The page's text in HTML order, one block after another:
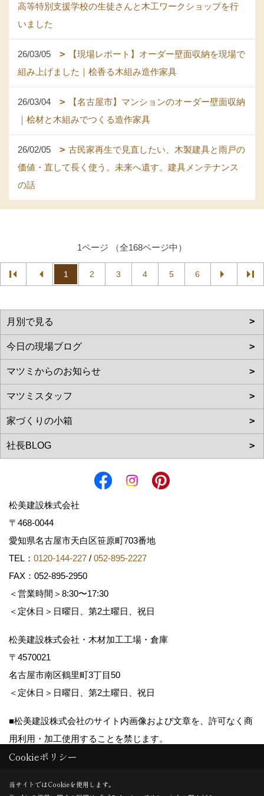
高等特別支援学校の生徒さんと木工ワークショップを行
いました
26/03/05
【現場レポート】オーダー壁面収納を現場で
組み上げました｜桧香る木組み造作家具
26/03/04
【名古屋市】マンションのオーダー壁面収納
｜桧材と木組みでつくる造作家具
26/02/05
古民家再生で見直したい、木製建具と雨戸の
価値・直して長く使う。未来へ遺す。建具メンテナンス
の話
1ページ （全168ページ中）
1 2 3 4 5 6
松美建設株式会社
〒468-0044
愛知県名古屋市天白区笹原町703番地
TEL： 0120-144-227 / 052-895-2227
FAX：052-895-2950
＜営業時間＞8:30〜17:30
＜定休日＞日曜日、第2土曜日、祝日
松美建設株式会社・木材加工工場・倉庫
〒4570021
名古屋市南区鶴里町3丁目50
＜定休日＞日曜日、第2土曜日、祝日
■松美建設株式会社のサイト内画像および文章を、許可なく商
用利用・加工使用することを禁じます。
Copyright (c) matsumikensetsu. All Rights Reserved.
Cookieポリシー
当サイトではCookieを使用します。